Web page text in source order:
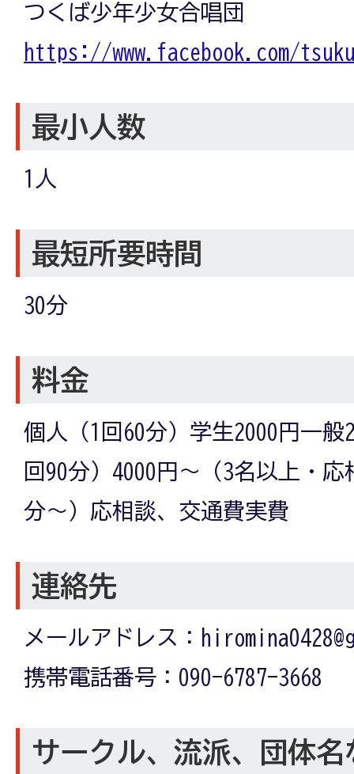
つくば少年少女合唱団
https://www.facebook.com/
最小人数
1人
最短所要時間
30分
料金
個人（1回60分）学生2000円一般
回90分）4000円～（3名以上・
分～）応相談、交通費実費
連絡先
メールアドレス：
携帯電話番号：090-6787-3668
サークル、流派、団体名